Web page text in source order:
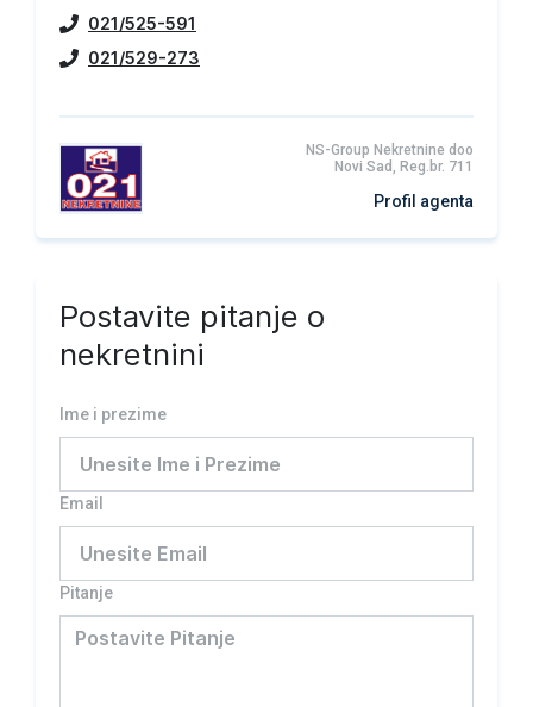
021/525-591
021/529-273
NS-Group Nekretnine doo
Novi Sad, Reg.br. 711
Profil agenta
Postavite pitanje o
nekretnini
Ime i prezime
Email
Pitanje